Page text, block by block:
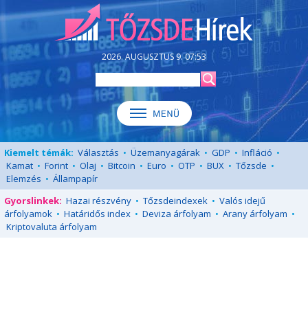
2026. AUGUSZTUS 9. 07:53
Kiemelt témák: Választás • Üzemanyagárak • GDP • Infláció •
Kamat • Forint • Olaj • Bitcoin • Euro • OTP • BUX • Tőzsde •
Elemzés • Állampapír
Gyorslinkek: Hazai részvény • Tőzsdeindexek • Valós idejű
árfolyamok • Határidős index • Deviza árfolyam • Arany árfolyam •
Kriptovaluta árfolyam